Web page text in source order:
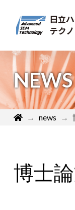
Home
→ news →
博士